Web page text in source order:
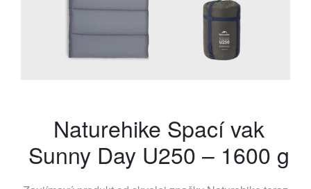
Naturehike Spací vak
Sunny Day U250 – 1600 g